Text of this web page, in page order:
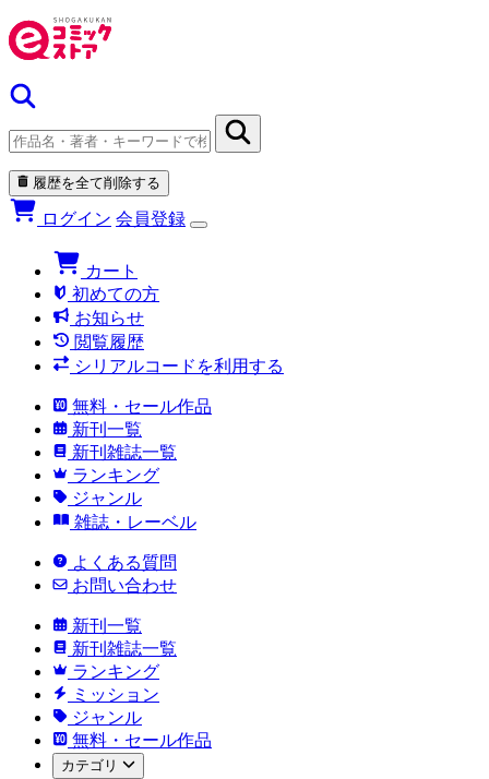
履歴を全て削除する
ログイン 会員登録
カート
初めての方
お知らせ
閲覧履歴
シリアルコードを利用する
無料・セール作品
新刊一覧
新刊雑誌一覧
ランキング
ジャンル
雑誌・レーベル
よくある質問
お問い合わせ
新刊一覧
新刊雑誌一覧
ランキング
ミッション
ジャンル
無料・セール作品
カテゴリ